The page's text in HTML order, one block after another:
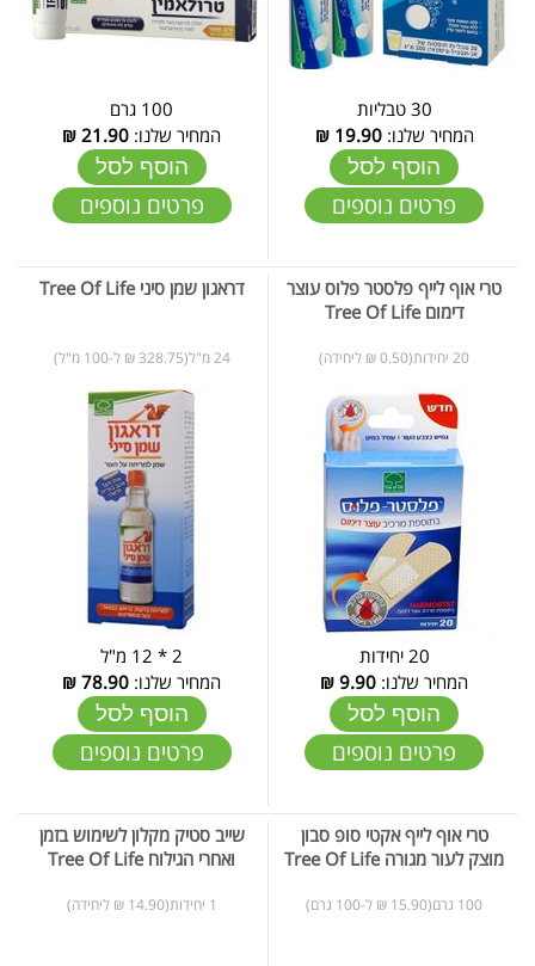
30 טבליות
המחיר שלנו:19.90
₪
הוסף לסל
פרטים נוספים
100 גרם
המחיר שלנו: 21.90
₪
הוסף לסל
פרטים נוספים
טרי אוף לייף פלסטר פלוס עוצר
דימום Tree Of Life
20 יחידות(0.50 ₪ ליחידה)
20 יחידות
המחיר שלנו: 9.90
₪
הוסף לסל
פרטים נוספים
דראגון שמן סיני Tree Of Life
24 מ"ל(328.75 ₪ ל-100 מ"ל)
2 * 12 מ"ל
המחיר שלנו: 78.90
₪
הוסף לסל
פרטים נוספים
טרי אוף לייף אקטי סופ סבון
מוצק לעור מגורה Tree Of Life
100 גרם(15.90 ₪ ל-100 גרם)
שייב סטיק מקלון לשימוש בזמן
ואחרי הגילוח Tree Of Life
1 יחידות(14.90 ₪ ליחידה)